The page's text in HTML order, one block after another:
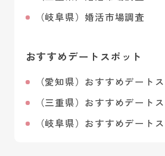
（岐阜県）婚活市場調査
おすすめデートスポット
（愛知県）おすすめデート
（三重県）おすすめデート
（岐阜県）おすすめデート